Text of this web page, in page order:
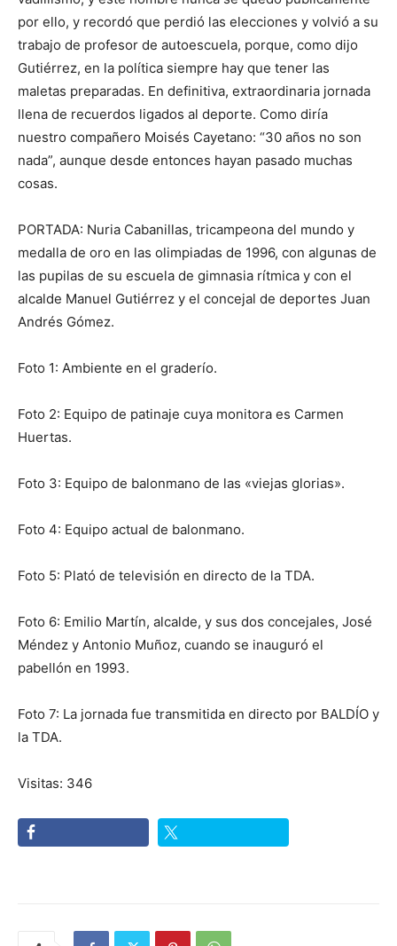
por ello, y recordó que perdió las elecciones y volvió a su
trabajo de profesor de autoescuela, porque, como dijo
Gutiérrez, en la política siempre hay que tener las
maletas preparadas. En definitiva, extraordinaria jornada
llena de recuerdos ligados al deporte. Como diría
nuestro compañero Moisés Cayetano: “30 años no son
nada”, aunque desde entonces hayan pasado muchas
cosas.
PORTADA: Nuria Cabanillas, tricampeona del mundo y
medalla de oro en las olimpiadas de 1996, con algunas de
las pupilas de su escuela de gimnasia rítmica y con el
alcalde Manuel Gutiérrez y el concejal de deportes Juan
Andrés Gómez.
Foto 1: Ambiente en el graderío.
Foto 2: Equipo de patinaje cuya monitora es Carmen
Huertas.
Foto 3: Equipo de balonmano de las «viejas glorias».
Foto 4: Equipo actual de balonmano.
Foto 5: Plató de televisión en directo de la TDA.
Foto 6: Emilio Martín, alcalde, y sus dos concejales, José
Méndez y Antonio Muñoz, cuando se inauguró el
pabellón en 1993.
Foto 7: La jornada fue transmitida en directo por BALDÍO y
la TDA.
Visitas: 346